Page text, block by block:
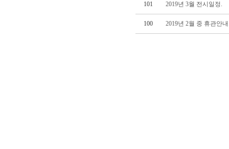
101 2019년 3월 전시일정.
100 2019년 2월 중 휴관안